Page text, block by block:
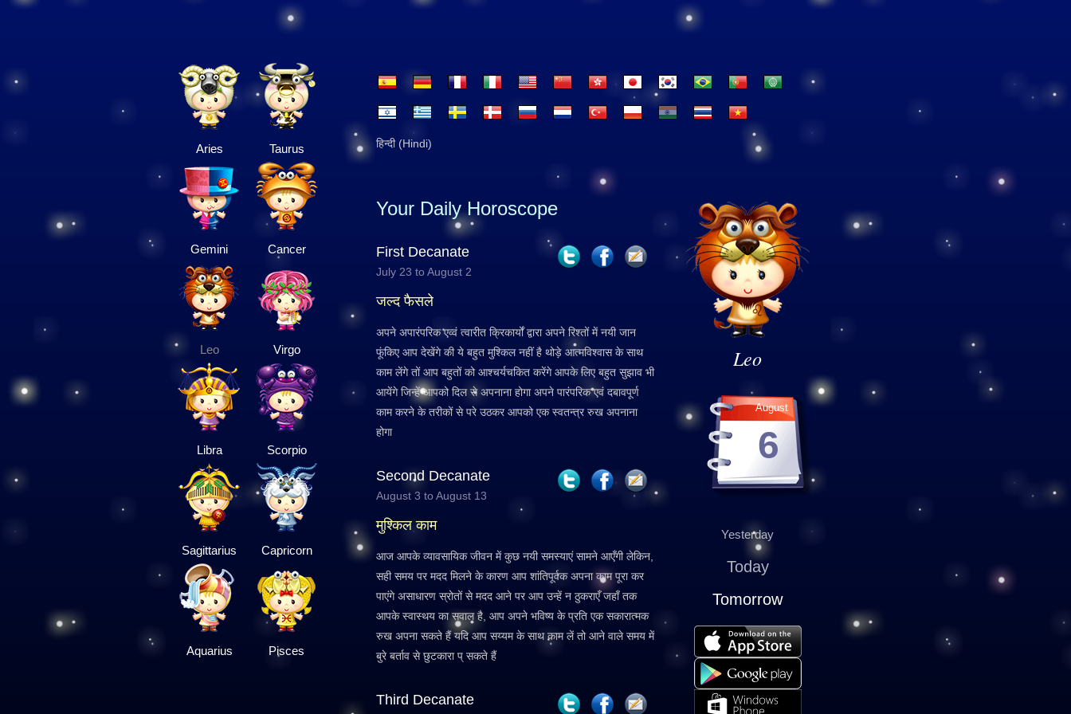
Aries Taurus
Gemini Cancer
Leo Virgo
Libra Scorpio
Sagittarius Capricorn
Aquarius Pisces
हिन्दी (Hindi)
Leo
August
6
Yesterday
Today
Tomorrow
Your Daily Horoscope
First Decanate
July 23 to August 2
जल्द फैसले
अपने अपारंपरिक एव्वं त्वारीत क्रिकार्यों द्वारा अपने रिश्तों में नयी जान
फूंकिए आप देखेंगे की ये बहुत मुश्किल नहीं है थोड़े आत्मविश्वास के साथ
काम लेंगे तों आप बहुतों को आश्चर्यचकित करेंगे आपके लिए बहुत सुझाव भी
आयेंगे जिन्हें आपको दिल से अपनाना होगा अपने पारंपरिक एवं दबावपूर्ण
काम करने के तरीकों से परे उठकर आपको एक स्वतन्त्र रुख अपनाना
होगा
Second Decanate
August 3 to August 13
मुश्किल काम
आज आपके व्यावसायिक जीवन में कुछ नयी समस्याएं सामने आएँगी लेकिन,
सही समय पर मदद मिलने के कारण आप शांतिपूर्वक अपना काम पूरा कर
पाएंगे असाधारण स्रोतों से मदद आने पर आप उन्हें न ठुकराएँ जहाँ तक
आपके स्वास्थय का सवाल है, आप अपने भविष्य के प्रति एक सकारात्मक
रुख अपना सकते हैं यदि आप सय्यम के साथ काम लें तो आने वाले समय में
बुरे बर्ताव से छुटकारा प् सकते हैं
Third Decanate